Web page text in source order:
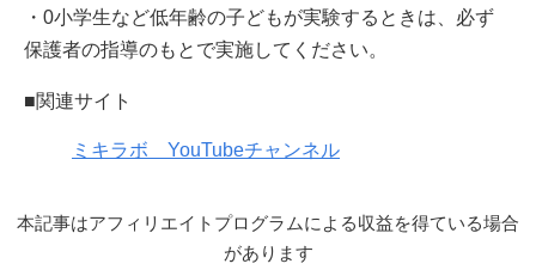
・0小学生など低年齢の子どもが実験するときは、必ず
保護者の指導のもとで実施してください。
■関連サイト
ミキラボ YouTubeチャンネル
本記事はアフィリエイトプログラムによる収益を得ている場合
があります